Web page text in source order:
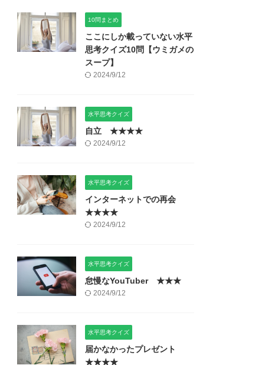
10問まとめ
ここにしか載っていない水平
思考クイズ10問【ウミガメの
スープ】
2024/9/12
水平思考クイズ
自立 ★★★★
2024/9/12
水平思考クイズ
インターネットでの再会
★★★★
2024/9/12
水平思考クイズ
怠慢なYouTuber ★★★
2024/9/12
水平思考クイズ
届かなかったプレゼント
★★★★